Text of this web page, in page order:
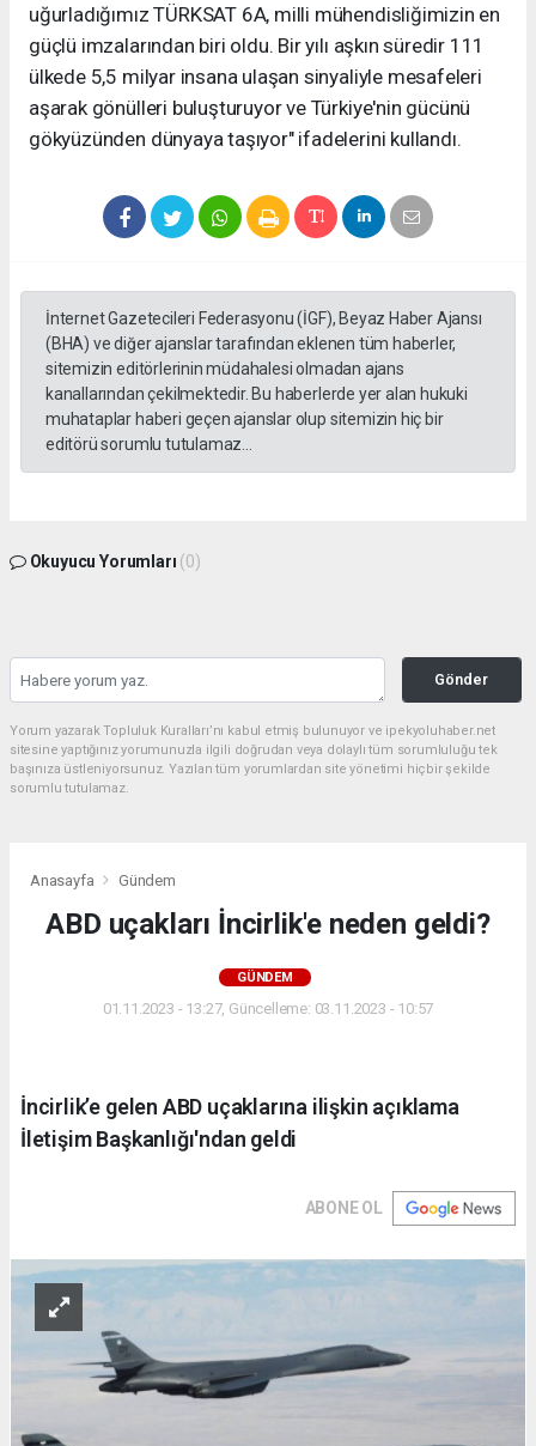
uğurladığımız TÜRKSAT 6A, milli mühendisliğimizin en
güçlü imzalarından biri oldu. Bir yılı aşkın süredir 111
ülkede 5,5 milyar insana ulaşan sinyaliyle mesafeleri
aşarak gönülleri buluşturuyor ve Türkiye'nin gücünü
gökyüzünden dünyaya taşıyor" ifadelerini kullandı.
İnternet Gazetecileri Federasyonu (İGF), Beyaz Haber Ajansı
(BHA) ve diğer ajanslar tarafından eklenen tüm haberler,
sitemizin editörlerinin müdahalesi olmadan ajans
kanallarından çekilmektedir. Bu haberlerde yer alan hukuki
muhataplar haberi geçen ajanslar olup sitemizin hiç bir
editörü sorumlu tutulamaz...
Okuyucu Yorumları (0)
Gönder
Yorum yazarak Topluluk Kuralları’nı kabul etmiş bulunuyor ve ipekyoluhaber.net
sitesine yaptığınız yorumunuzla ilgili doğrudan veya dolaylı tüm sorumluluğu tek
başınıza üstleniyorsunuz. Yazılan tüm yorumlardan site yönetimi hiçbir şekilde
sorumlu tutulamaz.
Anasayfa Gündem
ABD uçakları İncirlik'e neden geldi?
GÜNDEM
01.11.2023 - 13:27, Güncelleme: 03.11.2023 - 10:57
İncirlik’e gelen ABD uçaklarına ilişkin açıklama
İletişim Başkanlığı'ndan geldi
ABONE OL